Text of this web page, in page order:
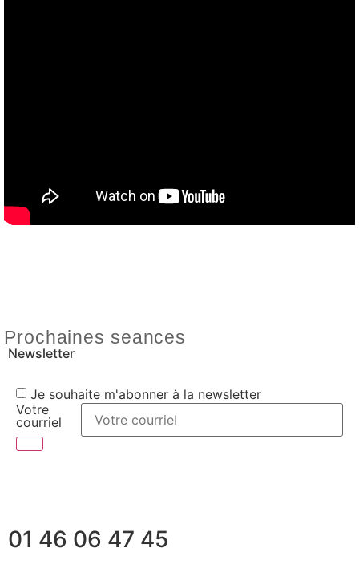
Prochaines seances
Newsletter
Je souhaite m'abonner à la newsletter
Votre
courriel
01 46 06 47 45